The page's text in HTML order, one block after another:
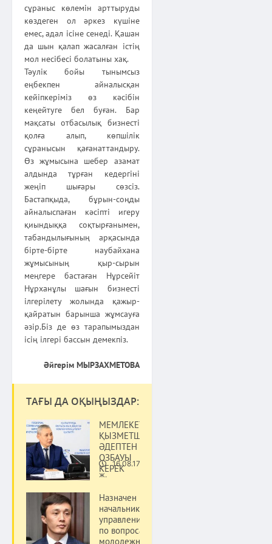
сұраныс көлемін арттыруды
көздеген ол әркез күшіне
емес, адал ісіне сенеді. Қашан
да шын қалап жасалған істің
мол несібесі болатыны хақ.
Тәулік бойы тынымсыз
еңбекпен айналысқан
кейіпкеріміз өз кәсібін
кеңейтуге бел буған. Бар
мақсаты отбасылық бизнесті
қолға алып, көпшілік
сұранысын қағанаттандыру.
Өз жұмысына шебер азамат
алдында тұрған кедергіні
жеңіп шығары сөзсіз.
Бастапқыда, бұрын-соңды
айналыспаған кәсіпті игеру
қиындыққа соқтырғанымен,
табандылығының арқасында
бірте-бірте наубайхана
жұмысының қыр-сырын
меңгере бастаған Нұрсейіт
Нұрханұлы шағын бизнесті
ілгерілету жолында қажыр-
қайратын барынша жұмсауға
әзір.Біз де өз тарапымыздан
ісің ілгері бассын демекпіз.
Әйгерім МЫРЗАХМЕТОВА
ТАҒЫ ДА ОҚЫҢЫЗДАР:
МЕМЛЕКЕТТІК
ҚЫЗМЕТШІЛЕР
ӘДЕПТЕН
ОЗБАУЫ
КЕРЕК16.08.17
ж.
Назначен
начальник
управления
по вопросам
молодежной